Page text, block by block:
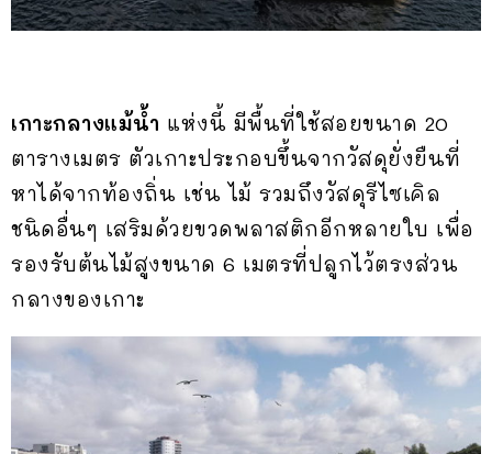
เกาะกลางแม้น้ำ แห่งนี้ มีพื้นที่ใช้สอยขนาด 20
ตารางเมตร ตัวเกาะประกอบขึ้นจากวัสดุยั่งยืนที่
หาได้จากท้องถิ่น เช่น ไม้ รวมถึงวัสดุรีไซเคิล
ชนิดอื่นๆ เสริมด้วยขวดพลาสติกอีกหลายใบ เพื่อ
รองรับต้นไม้สูงขนาด 6 เมตรที่ปลูกไว้ตรงส่วน
กลางของเกาะ